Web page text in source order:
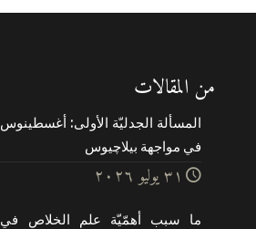
من المقالات
المسألة الجدليّة الأولى: أغسطينوس
في مواجهة بيلاچيوس
۳۱ يوليو ۲۰۲٦
ما سبب أهمّيّة علم الخلاص في